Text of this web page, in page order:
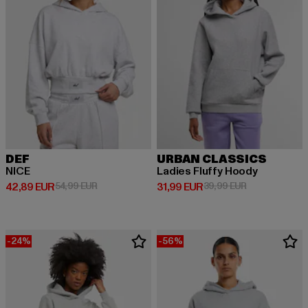
DEF
NICE
42,89 EUR
Derzeitiger Preis: 42,89 EUR
54,99 EURAktionspreis: 54,99 EUR
URBAN CLASSICS
Ladies Fluffy Hoody
31,99 EUR
Derzeitiger Preis: 31,99 EUR
39,99 EURAktionspreis:
-24% -56%